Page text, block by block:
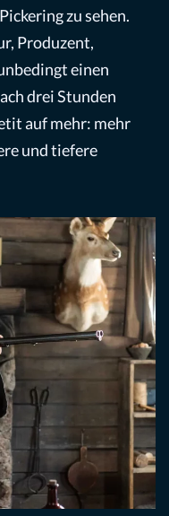
zu sehen.
Produzent,
einen
drei Stunden
auf mehr: mehr
und tiefere